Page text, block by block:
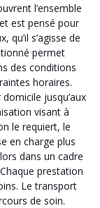
l’ensemble
est pensé pour
qu’il s’agisse de
permet
des conditions
horaires.
jusqu’aux
visant à
le requiert, le
en charge plus
dans un cadre
prestation
Le transport
de soin.